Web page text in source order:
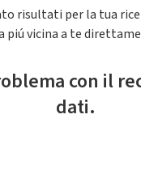
risultati per la tua
piú vicina a te
con il
dati.